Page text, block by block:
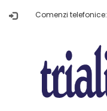
Comenzi telefonice: